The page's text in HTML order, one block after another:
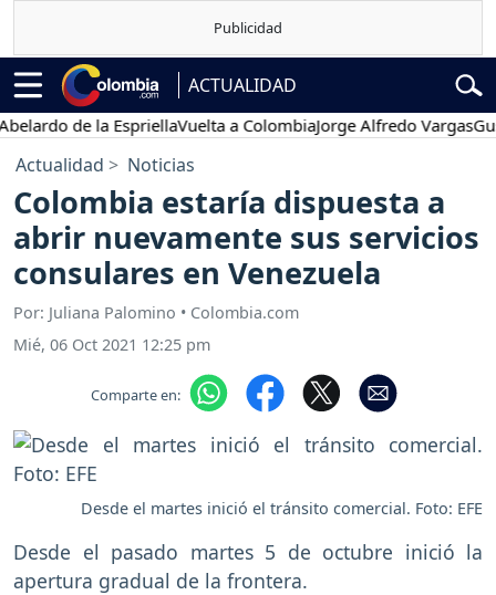
ACTUALIDAD
de la EspriellaVuelta a ColombiaJorge Alfredo Vargas
Actualidad Noticias
Colombia estaría dispuesta a
abrir nuevamente sus servicios
consulares en Venezuela
Por: Juliana Palomino • Colombia.com
Mié, 06 Oct 2021 12:25 pm
Comparte en:
Desde el martes inició el tránsito comercial. Foto: EFE
Desde el pasado martes 5 de octubre inició la
apertura gradual de la frontera.